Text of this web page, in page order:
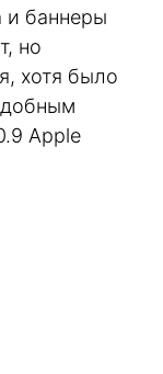
и баннеры
но
хотя было
Apple